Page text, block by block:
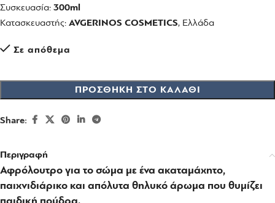
Συσκευασία: 300ml
Κατασκευαστής: AVGERINOS COSMETICS, Ελλάδα
Σε απόθεμα
ΠΡΟΣΘΉΚΗ ΣΤΟ ΚΑΛΆΘΙ
Share:
Περιγραφή
Αφρόλουτρο για το σώμα με ένα ακαταμάχητο,
παιχνιδιάρικο και απόλυτα θηλυκό άρωμα που θυμίζει